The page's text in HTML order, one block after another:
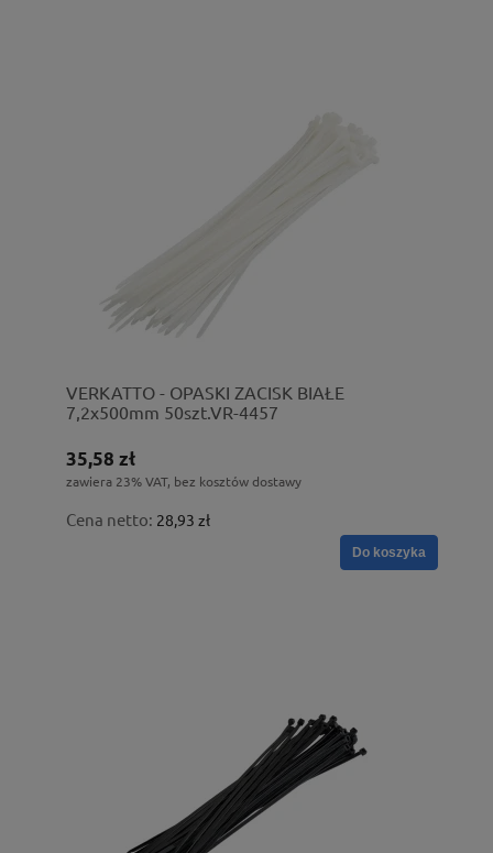
VERKATTO - OPASKI ZACISK BIAŁE
7,2x500mm 50szt.VR-4457
35,58 zł
zawiera 23% VAT, bez kosztów dostawy
Cena netto: 28,93 zł
Do koszyka